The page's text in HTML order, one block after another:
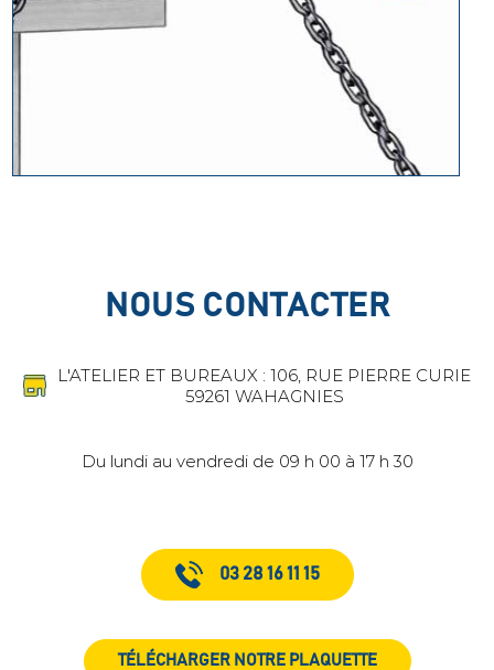
NOUS CONTACTER
L'ATELIER ET BUREAUX : 106, RUE PIERRE CURIE
59261 WAHAGNIES
Du lundi au vendredi de 09 h 00 à 17 h 30
03 28 16 11 15
TÉLÉCHARGER NOTRE PLAQUETTE